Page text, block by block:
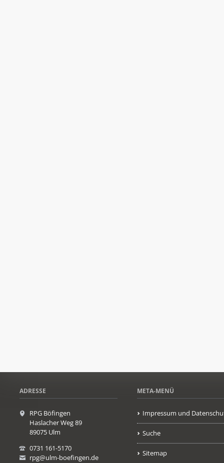
ADRESSE
RPG Böfingen
Haslacher Weg 89
89075 Ulm
0731 161-5170
rpg@ulm-boefingen.de
META-MENÜ
Impressum und
Suche
Sitemap